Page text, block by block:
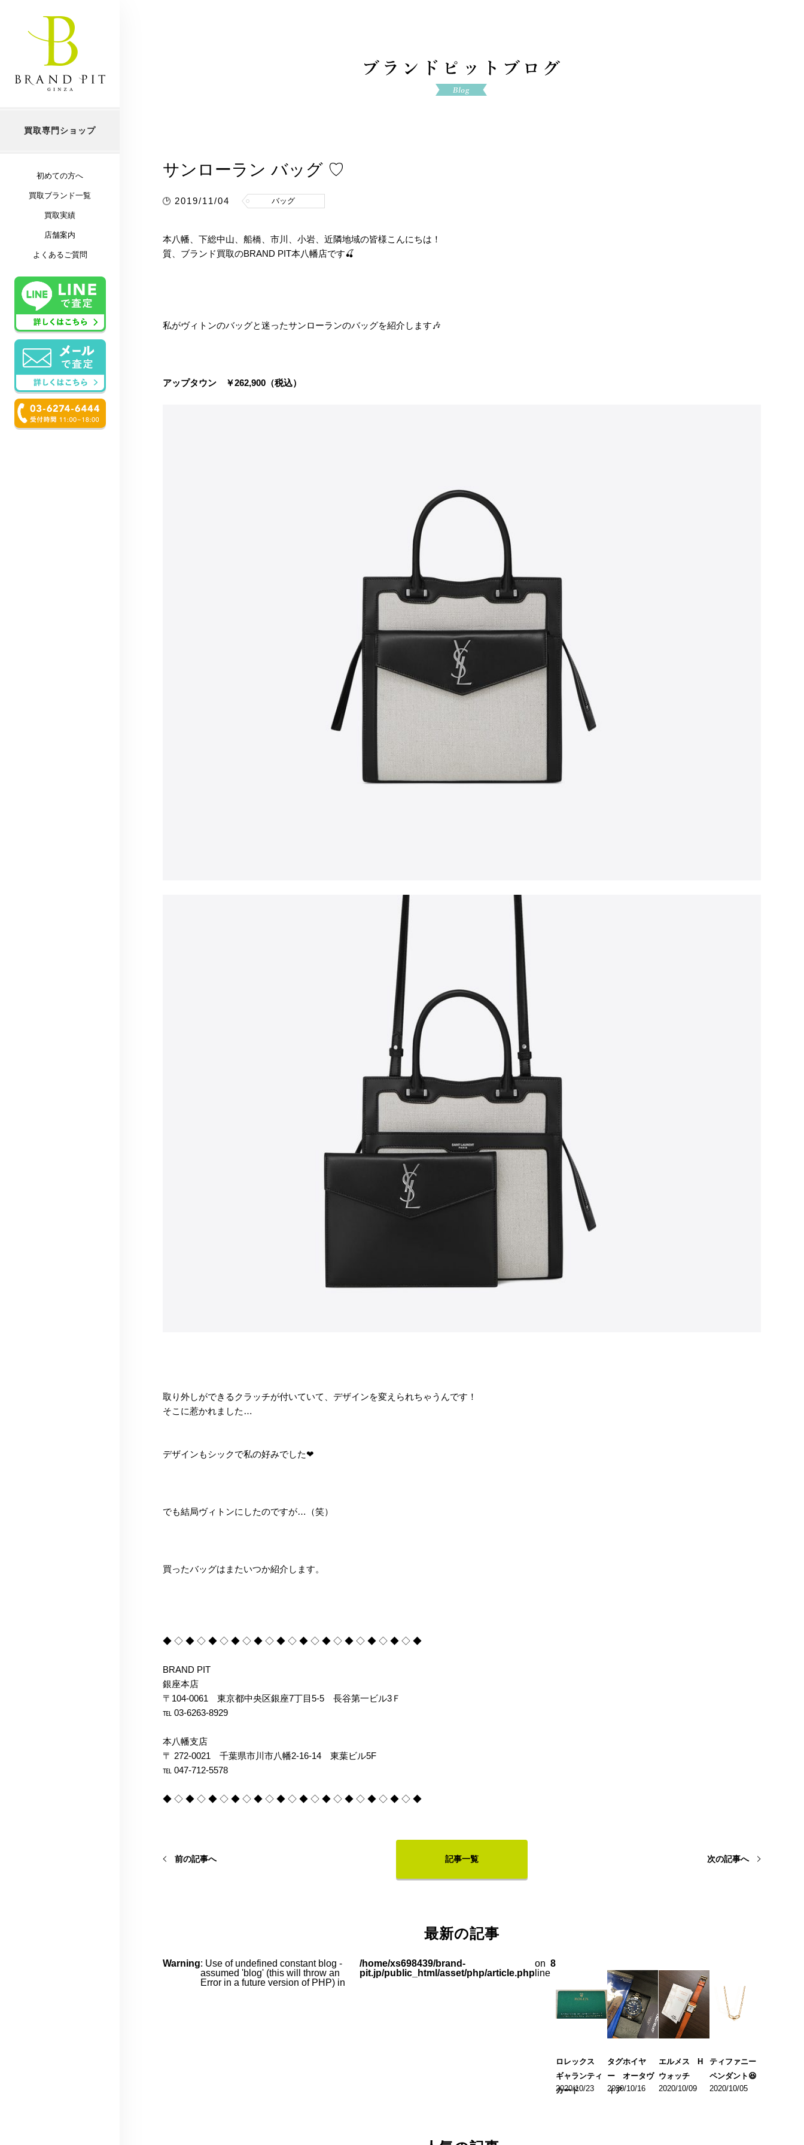
買取専門ショップ
初めての方へ
買取ブランド一覧
買取実績
店舗案内
よくあるご質問
サンローラン バッグ ♡
2019/11/04 バッグ
本八幡、下総中山、船橋、市川、小岩、近隣地域の皆様こんにちは！
質、ブランド買取のBRAND PIT本八幡店です🍒
私がヴィトンのバッグと迷ったサンローランのバッグを紹介します🎶
アップタウン ￥262,900（税込）
取り外しができるクラッチが付いていて、デザインを変えられちゃうんです！
そこに惹かれました…
デザインもシックで私の好みでした❤
でも結局ヴィトンにしたのですが…（笑）
買ったバッグはまたいつか紹介します。
◆ ◇ ◆ ◇ ◆ ◇ ◆ ◇ ◆ ◇ ◆ ◇ ◆ ◇ ◆ ◇ ◆ ◇ ◆ ◇ ◆ ◇ ◆
BRAND PIT
銀座本店
〒104-0061 東京都中央区銀座7丁目5-5 長谷第一ビル3Ｆ
℡ 03-6263-8929
本八幡支店
〒 272-0021 千葉県市川市八幡2-16-14 東葉ビル5F
℡ 047-712-5578
◆ ◇ ◆ ◇ ◆ ◇ ◆ ◇ ◆ ◇ ◆ ◇ ◆ ◇ ◆ ◇ ◆ ◇ ◆ ◇ ◆ ◇ ◆
次の記事へ
前の記事へ 記事一覧
最新の記事
Warning: Use of undefined constant blog -
assumed 'blog' (this will throw an
Error in a future version of PHP) in
/home/xs698439/brand-
pit.jp/public_html/asset/php/article.php
on
line
8
ロレックス
ギャランティ
カード
2020/10/23
タグホイヤ
ー オータヴ
ィア
2020/10/16
エルメス H
ウォッチ
2020/10/09
ティファニー
ペンダント😆
2020/10/05